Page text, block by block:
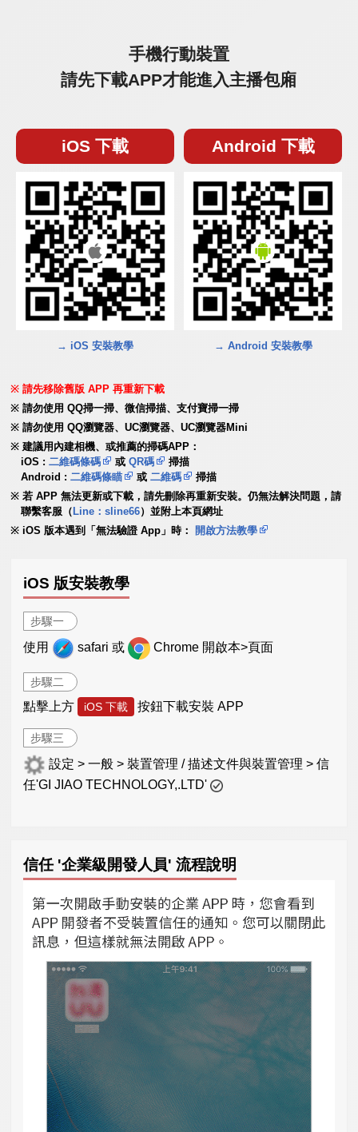
手機行動裝置
請先下載APP才能進入主播包廂
iOS 下載
→ iOS 安裝教學
Android 下載
→ Android 安裝教學
請先移除舊版 APP 再重新下載
請勿使用 QQ掃一掃、微信掃描、支付寶掃一掃
請勿使用 QQ瀏覽器、UC瀏覽器、UC瀏覽器Mini
建議用內建相機、或推薦的掃碼APP：
iOS :二維碼條碼 或QR碼
掃描
Android :二維碼條瞄 或二維碼
掃描
若 APP 無法更新或下載，請先刪除再重新安裝。仍無法解決問題，請
聯繫客服（ Line：sline66）並附上本頁網址
iOS 版本遇到「無法驗證 App」時：
開啟方法教學
iOS 版安裝教學
步驟一
使用 safari 或 Chrome 開啟本>頁面
步驟二
點擊上方 iOS 下載 按鈕下載安裝 APP
步驟三
設定 > 一般 > 裝置管理 / 描述文件與裝置管理 > 信
任'GI JIAO TECHNOLOGY,.LTD'
信任 '企業級開發人員' 流程說明